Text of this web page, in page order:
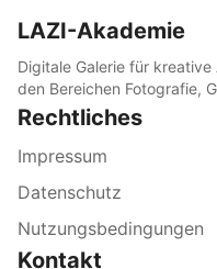
LAZI-Akademie
Digitale Galerie für
den Bereichen Fotografie,
Rechtliches
Impressum
Datenschutz
Nutzungsbedingungen
Kontakt